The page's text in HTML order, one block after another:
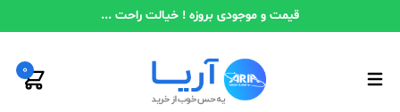
قیمت و موجودی بروزه ! خیالت راحت ...
0